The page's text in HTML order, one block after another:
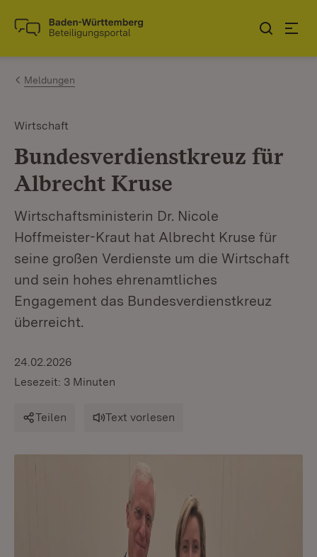
Zum Inhalt springen
Link zur Startseite
Meldungen
Wirtschaft
Bundesverdienstkreuz für
Albrecht Kruse
Wirtschaftsministerin Dr. Nicole
Hoffmeister-Kraut hat Albrecht Kruse für
seine großen Verdienste um die Wirtschaft
und sein hohes ehrenamtliches
Engagement das Bundesverdienstkreuz
überreicht.
24.02.2026
Lesezeit: 3 Minuten
Teilen Text vorlesen